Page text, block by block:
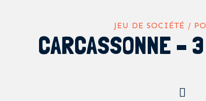
JEU DE SOCIÉTÉ /
CARCASSONNE –